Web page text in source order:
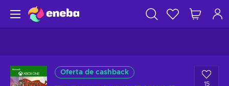
Oferta de cashback
15